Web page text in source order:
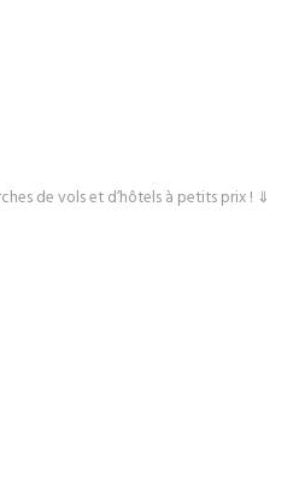
de vols et d’hôtels à petits prix ! ⇓